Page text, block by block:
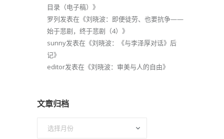
目录（电子稿） 》
罗列发表在《刘晓波：即便徒劳、也要抗争——
始于悲剧，终于悲剧（4） 》
sunny发表在《刘晓波：《与李泽厚对话》后
记》
editor发表在《刘晓波：审美与人的自由》
文章归档